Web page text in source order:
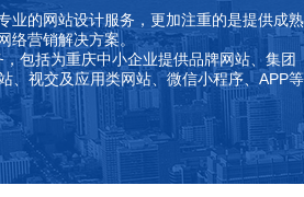
业的网站设计服务，更加注重的是提供成熟
络营销解决方案。
包括为重庆中小企业提供品牌网站、集团
、视交及应用类网站、微信小程序、APP等